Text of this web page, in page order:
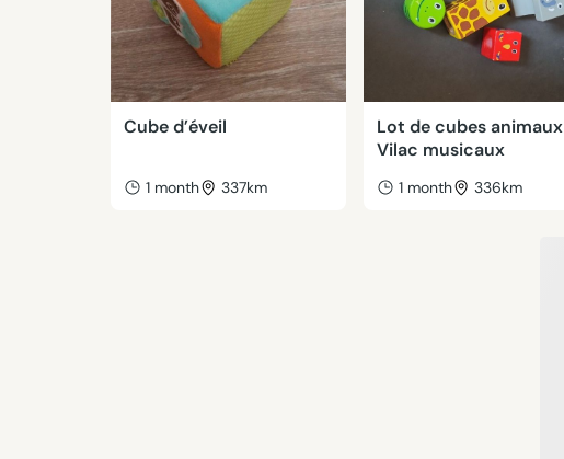
Cube d’éveil
1 month 337km
Lot de cubes animaux
Vilac musicaux
1 month 336km